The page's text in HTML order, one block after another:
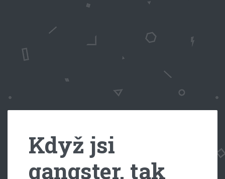
Když jsi
gangster, tak